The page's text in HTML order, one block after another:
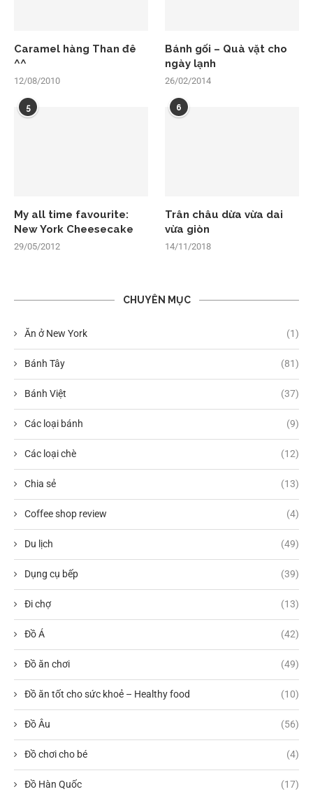
Caramel hàng Than đê
^^
12/08/2010
Bánh gối – Quà vặt cho
ngày lạnh
26/02/2014
5
My all time favourite:
New York Cheesecake
29/05/2012
6
Trân châu dừa vừa dai
vừa giòn
14/11/2018
CHUYÊN MỤC
Ăn ở New York (1)
Bánh Tây (81)
Bánh Việt (37)
Các loại bánh (9)
Các loại chè (12)
Chia sẻ (13)
Coffee shop review (4)
Du lịch (49)
Dụng cụ bếp (39)
Đi chợ (13)
Đồ Á (42)
Đồ ăn chơi (49)
Đồ ăn tốt cho sức khoẻ – Healthy food (10)
Đồ Âu (56)
Đồ chơi cho bé (4)
Đồ Hàn Quốc (17)